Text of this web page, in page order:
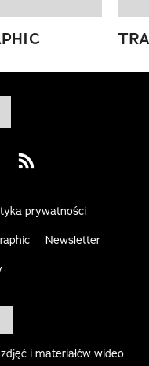
us on Youtube
Visit us on Rss
prywatności
Newsletter
i materiałów wideo